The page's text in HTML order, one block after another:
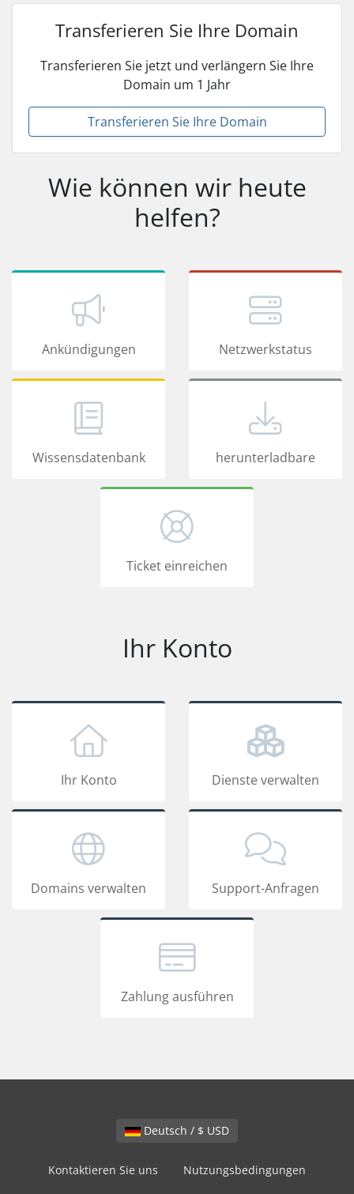
Transferieren Sie Ihre Domain
Transferieren Sie jetzt und verlängern Sie Ihre
Domain um 1 Jahr
Transferieren Sie Ihre Domain
Wie können wir heute
helfen?
Ankündigungen Netzwerkstatus
Wissensdatenbank herunterladbare
Ticket einreichen
Ihr Konto
Ihr Konto Dienste verwalten
Domains verwalten Support-Anfragen
Zahlung ausführen
Deutsch / $ USD
Kontaktieren Sie uns Nutzungsbedingungen